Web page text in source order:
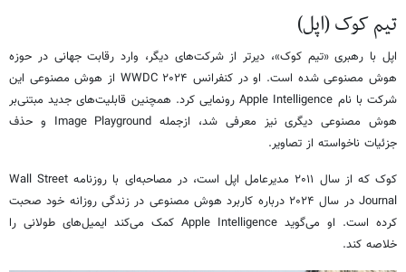
تیم کوک (اپل)
اپل با رهبری «تیم کوک»، دیرتر از شرکت‌های دیگر، وارد رقابت جهانی در حوزه
هوش مصنوعی شده است. او در کنفرانس WWDC ۲۰۲۴ از هوش مصنوعی این
شرکت با نام Apple Intelligence رونمایی کرد. همچنین قابلیت‌های جدید مبتنی‌بر
هوش مصنوعی دیگری نیز معرفی شد، ازجمله Image Playground و حذف
جزئیات ناخواسته از تصاویر.
کوک که از سال ۲۰۱۱ مدیرعامل اپل است، در مصاحبه‌ای با روزنامه Wall Street
Journal در سال ۲۰۲۴ درباره کاربرد هوش مصنوعی در زندگی روزانه خود صحبت
کرده است. او می‌گوید Apple Intelligence کمک می‌کند ایمیل‌های طولانی را
خلاصه کند.